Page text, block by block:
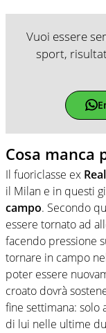
Vuoi essere
sport,
Cosa manca
Il fuoriclasse ex Real
il Milan e in questi
campo. Secondo
essere tornato ad
facendo pressione
tornare in campo
poter essere
croato dovrà
fine settimana: solo
di lui nelle ultime